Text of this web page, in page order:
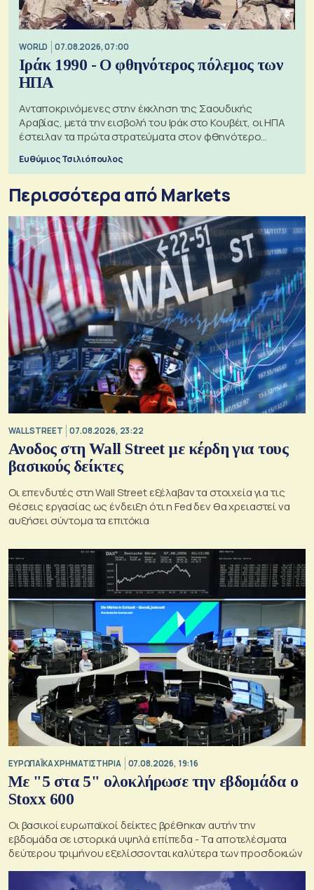
WORLD 07.08.2026, 07:00
Ιράκ 1990 - Ο φθηνότερος πόλεμος των
ΗΠΑ
Ανταποκρινόμενες στην έκκληση της Σαουδικής
Αραβίας, μετά την εισβολή του Ιράκ στο Κουβέιτ, οι ΗΠΑ
έστειλαν τα πρώτα στρατεύματα στον φθηνότερο
πόλεμο της ιστορίας τους
Ευθύμιος Τσιλιόπουλος
Περισσότερα από Markets
WALL STREET 07.08.2026, 23:22
Ανοδος στη Wall Street με κέρδη για τους
βασικούς δείκτες
Οι επενδυτές στη Wall Street εξέλαβαν τα στοιχεία για τις
θέσεις εργασίας ως ένδειξη ότι η Fed δεν θα χρειαστεί να
αυξήσει σύντομα τα επιτόκια
ΕΥΡΩΠΑΪΚΑ ΧΡΗΜΑΤΙΣΤΗΡΙΑ 07.08.2026, 19:16
Με "5 στα 5" ολοκλήρωσε την εβδομάδα ο
Stoxx 600
Οι βασικοί ευρωπαϊκοί δείκτες βρέθηκαν αυτήν την
εβδομάδα σε ιστορικά υψηλά επίπεδα - Τα αποτελέσματα
δεύτερου τριμήνου εξελίσσονται καλύτερα των προσδοκιών